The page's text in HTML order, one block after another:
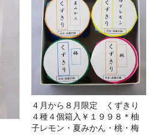
４月から８月限定 くずきり
４種４個箱入￥１９９８＊柚
子レモン・夏みかん・桃・梅